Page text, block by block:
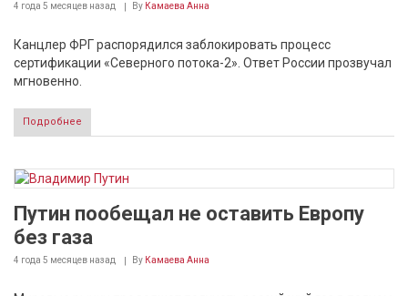
4 года 5 месяцев назад By Камаева Анна
Канцлер ФРГ распорядился заблокировать процесс
сертификации «Северного потока-2». Ответ России прозвучал
мгновенно.
Подробнее
Путин пообещал не оставить Европу
без газа
4 года 5 месяцев назад By Камаева Анна